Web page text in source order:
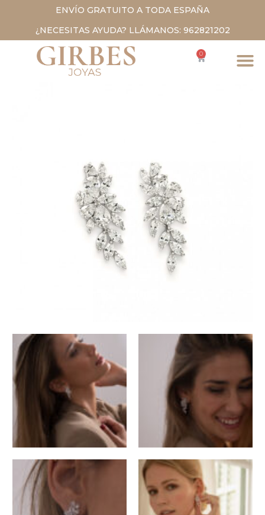
ENVÍO GRATUITO A TODA ESPAÑA
¿NECESITAS AYUDA? LLÁMANOS: 962821202
0